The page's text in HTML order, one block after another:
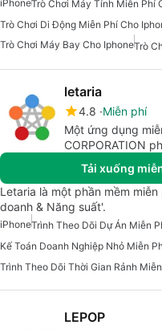
iPhone
Trò Chơi Di Động Miễn Phí Cho
Trò Chơi Máy Bay Cho IphoneTrò
letaria
4.8 Miễn phí
Một ứng dụng
CORPORATION
Tải xuống
Letaria là một phần mềm
doanh & Năng suất'.
iPhone
LEPOP